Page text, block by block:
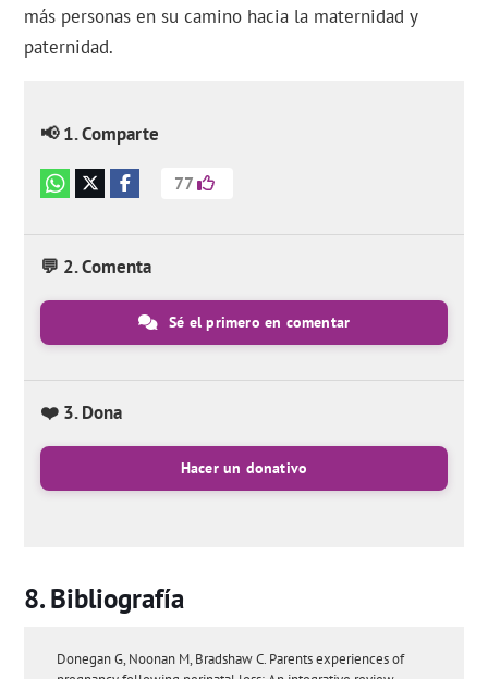
más personas en su camino hacia la maternidad y
paternidad.
📢 1. Comparte
77
💬 2. Comenta
Sé el primero en comentar
❤️ 3. Dona
Hacer un donativo
Bibliografía
Donegan G, Noonan M, Bradshaw C. Parents experiences of